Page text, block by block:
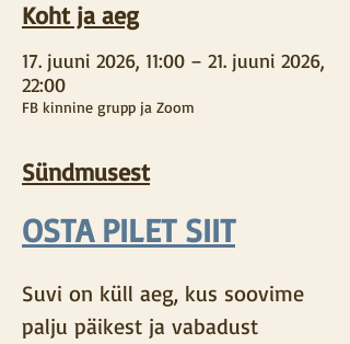
Koht ja aeg
17. juuni 2026, 11:00 – 21. juuni 2026,
22:00
FB kinnine grupp ja Zoom
Sündmusest
OSTA PILET SIIT
Suvi on küll aeg, kus soovime
palju päikest ja vabadust